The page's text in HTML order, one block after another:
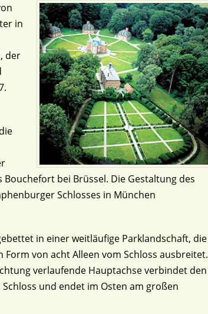
in
der
bei Brüssel. Die Gestaltung des
Schlosses in München
in einer weitläufige Parklandschaft, die
von acht Alleen vom Schloss ausbreitet.
verlaufende Hauptachse verbindet den
und endet im Osten am großen